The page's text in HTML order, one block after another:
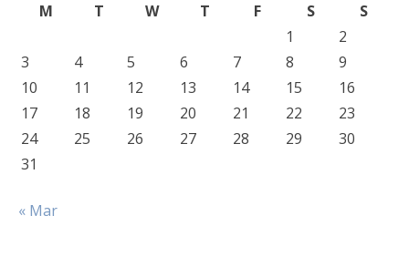
M T W T F S
S
1
2
3
4 5 6 7 8
9
10
11 12 13 14 15
16
17
18 19 20 21 22
23
24
25 26 27 28 29
30
31
« Mar